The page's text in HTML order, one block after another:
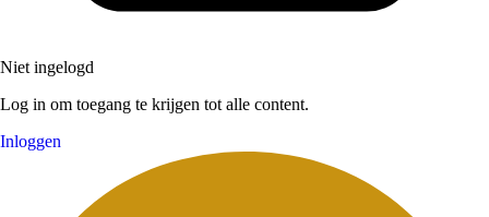
Niet ingelogd
Log in om toegang te krijgen tot alle content.
Inloggen